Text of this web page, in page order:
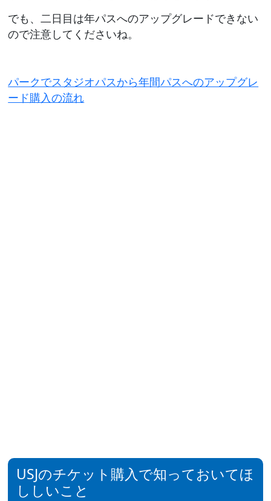
でも、二日目は年パスへのアップグレードできない
ので注意してくださいね。
パークでスタジオパスから年間パスへのアップグレ
ード購入の流れ
USJのチケット購入で知っておいてほ
ししいこと